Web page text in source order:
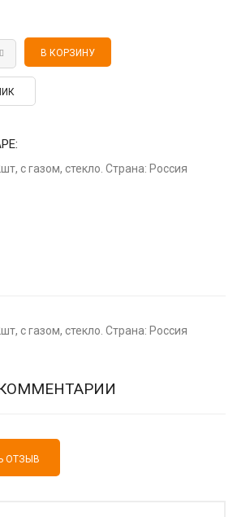
с газом, стекло. Страна: Россия
с газом, стекло. Страна: Россия
ОТЗЫВ